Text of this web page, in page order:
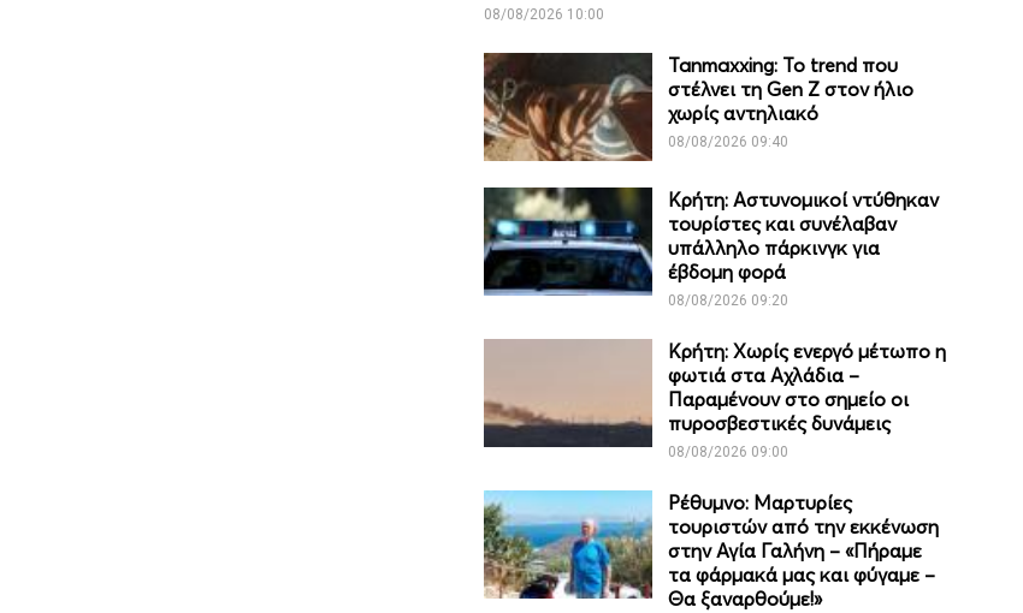
08/08/2026 10:00
Tanmaxxing: To trend που
στέλνει τη Gen Z στον ήλιο
χωρίς αντηλιακό
08/08/2026 09:40
Κρήτη: Αστυνομικοί ντύθηκαν
τουρίστες και συνέλαβαν
υπάλληλο πάρκινγκ για
έβδομη φορά
08/08/2026 09:20
Κρήτη: Χωρίς ενεργό μέτωπο η
φωτιά στα Αχλάδια –
Παραμένουν στο σημείο οι
πυροσβεστικές δυνάμεις
08/08/2026 09:00
Ρέθυμνο: Μαρτυρίες
τουριστών από την εκκένωση
στην Αγία Γαλήνη – «Πήραμε
τα φάρμακά μας και φύγαμε –
Θα ξαναρθούμε!»